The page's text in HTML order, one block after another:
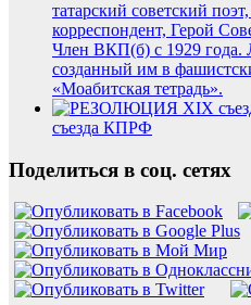
татарский советский
корреспондент, Герой
Член ВКП(б) с 1929 года.
созданный им в
«Моабитская тетрадь».
съезда КПРФ
Поделиться в соц. сетях